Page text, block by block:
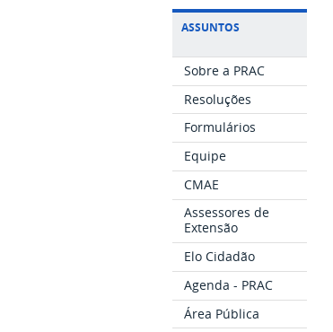
ASSUNTOS
Sobre a PRAC
Resoluções
Formulários
Equipe
CMAE
Assessores de
Extensão
Elo Cidadão
Agenda - PRAC
Área Pública